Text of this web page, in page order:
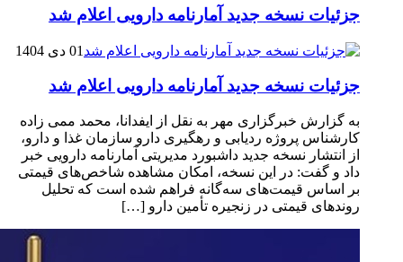
جزئیات نسخه جدید آمارنامه دارویی اعلام شد
01 دی 1404
جزئیات نسخه جدید آمارنامه دارویی اعلام شد
به گزارش خبرگزاری مهر به نقل از ایفدانا، محمد ممی زاده
کارشناس پروژه ردیابی و رهگیری دارو سازمان غذا و دارو،
از انتشار نسخه جدید داشبورد مدیریتی آمارنامه دارویی خبر
داد و گفت: در این نسخه، امکان مشاهده شاخص‌های قیمتی
بر اساس قیمت‌های سه‌گانه فراهم شده است که تحلیل
روندهای قیمتی در زنجیره تأمین دارو […]